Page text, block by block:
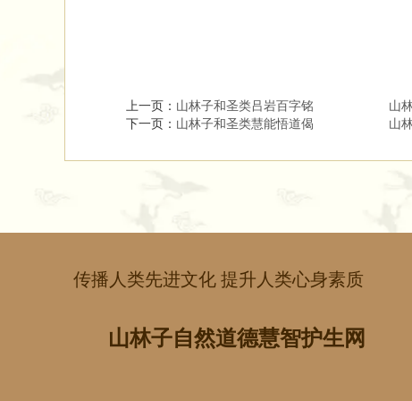
上一页： 山林子和圣类吕岩百字铭 ​ ​ ​ 山林子
下一页： 山林子和圣类慧能悟道偈 ​ ​ ​ 山林子
传播人类先进文化 提升人类心身素质
山林子自然道德慧智护生网